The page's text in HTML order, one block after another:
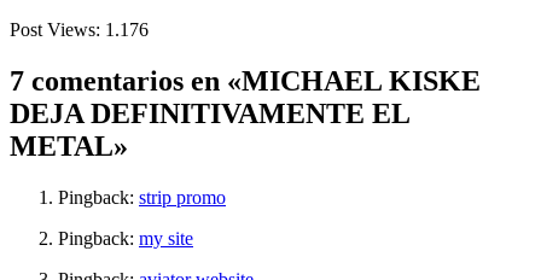
Post Views: 1.176
7 comentarios en «MICHAEL KISKE
DEJA DEFINITIVAMENTE EL
METAL»
Pingback: strip promo
Pingback: my site